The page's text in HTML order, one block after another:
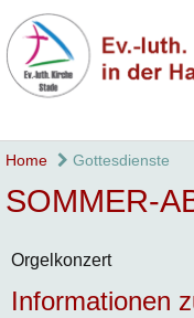
Home Gottesdienste
SOMMER-
Orgelkonzert
Informationen